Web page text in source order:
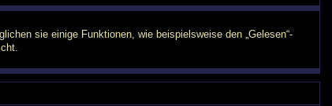
sie einige Funktionen, wie beispielsweise den „Gelesen“-